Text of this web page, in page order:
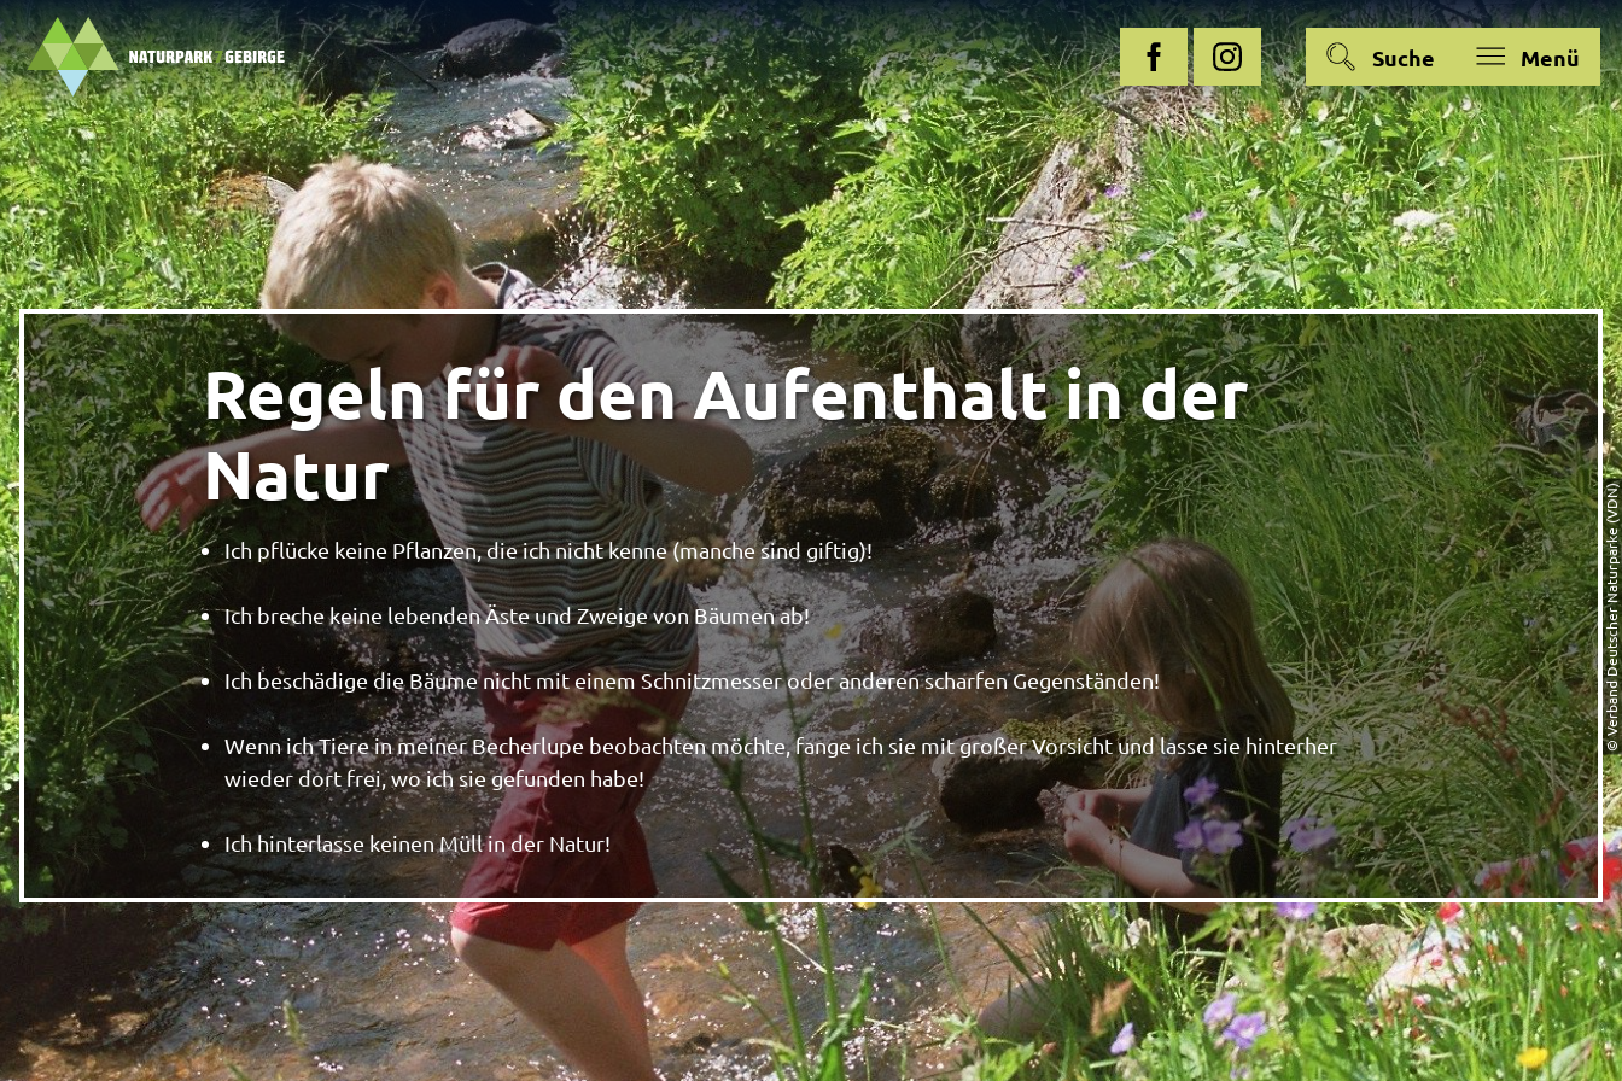
Suche Menü
© Verband Deutscher Naturparke (VDN)
Regeln für den Aufenthalt in der
Natur
Ich pflücke keine Pflanzen, die ich nicht kenne (manche sind giftig)!
Ich breche keine lebenden Äste und Zweige von Bäumen ab!
Ich beschädige die Bäume nicht mit einem Schnitzmesser oder anderen scharfen Gegenständen!
Wenn ich Tiere in meiner Becherlupe beobachten möchte, fange ich sie mit großer Vorsicht und lasse sie hinterher
wieder dort frei, wo ich sie gefunden habe!
Ich hinterlasse keinen Müll in der Natur!